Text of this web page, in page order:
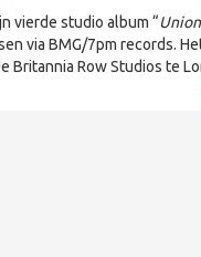
vierde studio album “
via BMG/7pm records.
Britannia Row Studios te